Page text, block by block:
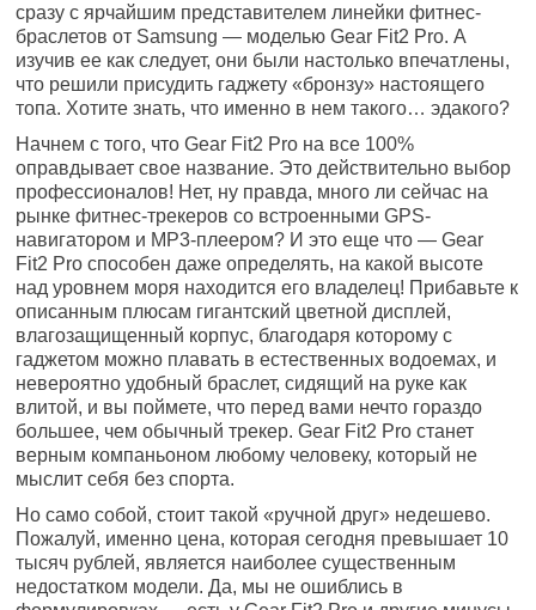
сразу с ярчайшим представителем линейки фитнес-
браслетов от Samsung — моделью Gear Fit2 Pro. А
изучив ее как следует, они были настолько впечатлены,
что решили присудить гаджету «бронзу» настоящего
топа. Хотите знать, что именно в нем такого… эдакого?
Начнем с того, что Gear Fit2 Pro на все 100%
оправдывает свое название. Это действительно выбор
профессионалов! Нет, ну правда, много ли сейчас на
рынке фитнес-трекеров со встроенными GPS-
навигатором и MP3-плеером? И это еще что — Gear
Fit2 Pro способен даже определять, на какой высоте
над уровнем моря находится его владелец! Прибавьте к
описанным плюсам гигантский цветной дисплей,
влагозащищенный корпус, благодаря которому с
гаджетом можно плавать в естественных водоемах, и
невероятно удобный браслет, сидящий на руке как
влитой, и вы поймете, что перед вами нечто гораздо
большее, чем обычный трекер. Gear Fit2 Pro станет
верным компаньоном любому человеку, который не
мыслит себя без спорта.
Но само собой, стоит такой «ручной друг» недешево.
Пожалуй, именно цена, которая сегодня превышает 10
тысяч рублей, является наиболее существенным
недостатком модели. Да, мы не ошиблись в